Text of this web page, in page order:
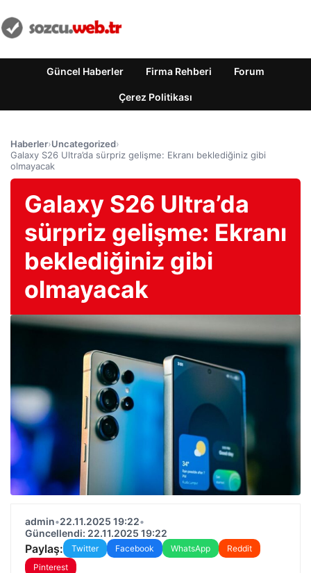
Güncel Haberler Firma Rehberi Forum
Çerez Politikası
Haberler›Uncategorized›
Galaxy S26 Ultra’da sürpriz gelişme: Ekranı beklediğiniz gibi
olmayacak
Galaxy S26 Ultra’da
sürpriz gelişme: Ekranı
beklediğiniz gibi
olmayacak
admin•22.11.2025 19:22•
Güncellendi: 22.11.2025 19:22
Paylaş: Twitter Facebook WhatsApp
Reddit
Pinterest